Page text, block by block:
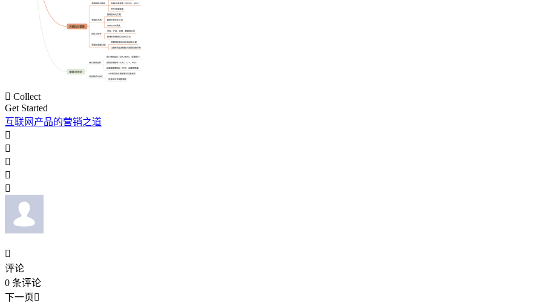
 Collect
Get Started
互联网产品的营销之道






评论
0 条评论
下一页